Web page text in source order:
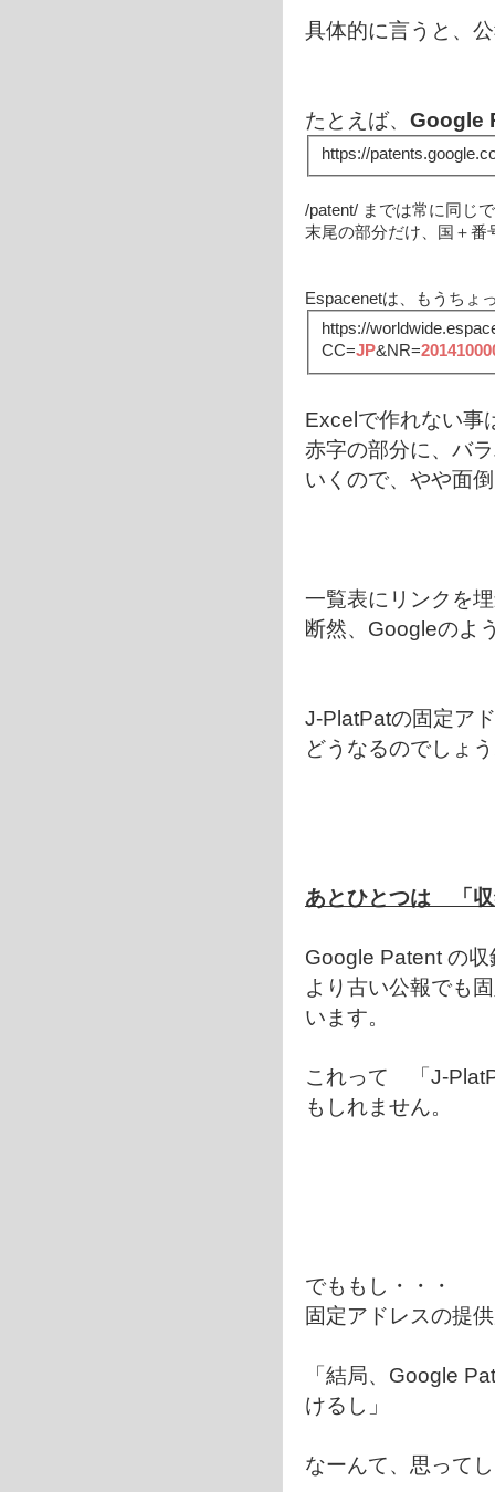
具体的に言うと、
たとえば、 Google
https://
/patent/ までは常に同じ
末尾の部分だけ、国＋
Espacenetは、もうちょ
https://
CC=JP&NR=
Excelで作れない事
赤字の部分に、バ
いくので、やや面
一覧表にリンクを
断然、Googleのよ
J-PlatPatの固定ア
どうなるのでしょ
あとひとつは 「
Google Patent の
より古い公報でも
います。
これって 「J-
もしれません。
でももし・・・
固定アドレスの提
「結局、Google
けるし」
なーんて、思って